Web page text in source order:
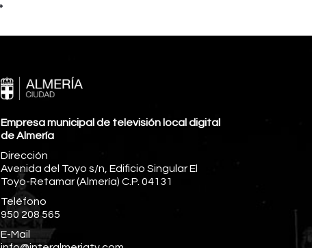
Empresa municipal de televisión local digital
de Almería
Dirección
Avenida del Toyo s/n, Edificio Singular El
Toyo-Retamar (Almería) C.P. 04131
Teléfono
950 208 565
E-Mail